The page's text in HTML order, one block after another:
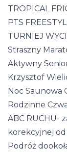
TROPICAL
PTS
TURNIEJ
Straszny
Aktywny
Krzysztof
Noc Saunowa
Rodzinne
ABC RUCHU-
korekcyjnej
Podróż